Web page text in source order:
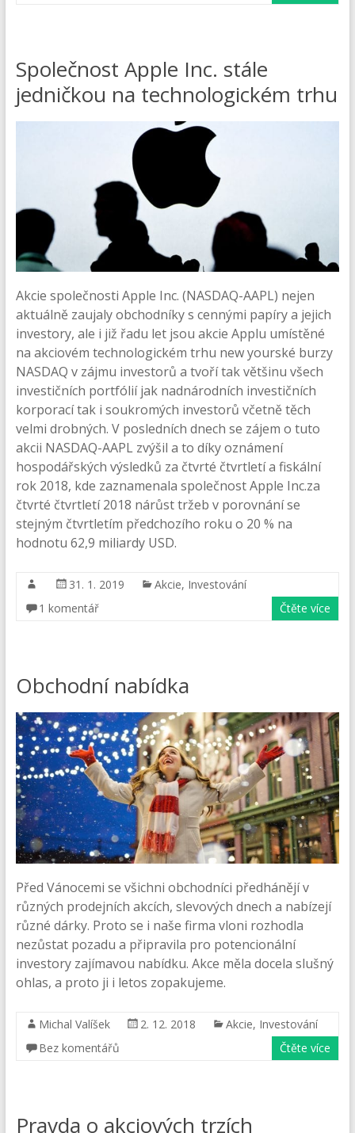
Společnost Apple Inc. stále
jedničkou na technologickém trhu
Akcie společnosti Apple Inc. (NASDAQ-AAPL) nejen
aktuálně zaujaly obchodníky s cennými papíry a jejich
investory, ale i již řadu let jsou akcie Applu umístěné
na akciovém technologickém trhu new yourské burzy
NASDAQ v zájmu investorů a tvoří tak většinu všech
investičních portfólií jak nadnárodních investičních
korporací tak i soukromých investorů včetně těch
velmi drobných. V posledních dnech se zájem o tuto
akcii NASDAQ-AAPL zvýšil a to díky oznámení
hospodářských výsledků za čtvrté čtvrtletí a fiskální
rok 2018, kde zaznamenala společnost Apple Inc.za
čtvrté čtvrtletí 2018 nárůst tržeb v porovnání se
stejným čtvrtletím předchozího roku o 20 % na
hodnotu 62,9 miliardy USD.
31. 1. 2019 Akcie, Investování
1 komentář
Čtěte více
Obchodní nabídka
Před Vánocemi se všichni obchodníci předhánějí v
různých prodejních akcích, slevových dnech a nabízejí
různé dárky. Proto se i naše firma vloni rozhodla
nezůstat pozadu a připravila pro potencionální
investory zajímavou nabídku. Akce měla docela slušný
ohlas, a proto ji i letos zopakujeme.
Michal Valíšek 2. 12. 2018 Akcie, Investování
Bez komentářů
Čtěte více
Pravda o akciových trzích